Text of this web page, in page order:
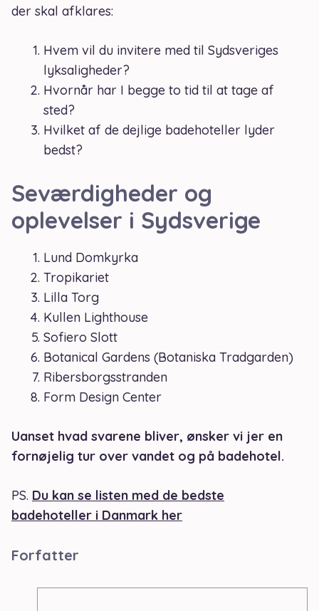
der skal afklares:
Hvem vil du invitere med til Sydsveriges
lyksaligheder?
Hvornår har I begge to tid til at tage af
sted?
Hvilket af de dejlige badehoteller lyder
bedst?
Seværdigheder og
oplevelser i Sydsverige
Lund Domkyrka
Tropikariet
Lilla Torg
Kullen Lighthouse
Sofiero Slott
Botanical Gardens (Botaniska Tradgarden)
Ribersborgsstranden
Form Design Center
Uanset hvad svarene bliver, ønsker vi jer en
fornøjelig tur over vandet og på badehotel.
PS. Du kan se listen med de bedste
badehoteller i Danmark her
Forfatter